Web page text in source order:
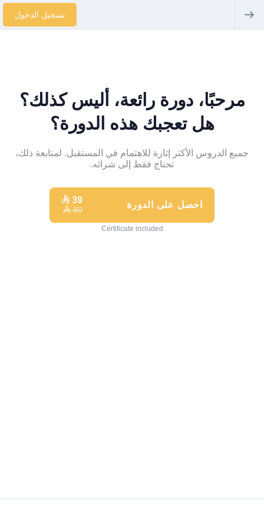
تسجيل الدخول
مرحبًا، دورة رائعة، أليس كذلك؟
هل تعجبك هذه الدورة؟
جميع الدروس الأكثر إثارة للاهتمام في المستقبل. لمتابعة ذلك،
تحتاج فقط إلى شرائه.
احصل على الدورة 39
⃁
80
⃁
Certificate included